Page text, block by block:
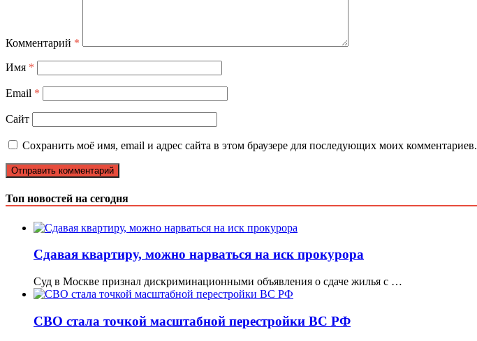
Комментарий *
Имя *
Email *
Сайт
Сохранить моё имя, email и адрес сайта в этом браузере для последующих моих комментариев.
Топ новостей на сегодня
Сдавая квартиру, можно нарваться на иск прокурора
Суд в Москве признал дискриминационными объявления о сдаче жилья с …
СВО стала точкой масштабной перестройки ВС РФ